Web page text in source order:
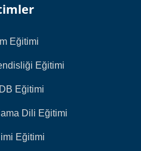
Eğitimi
Eğitimi
Eğitimi
Dili Eğitimi
Eğitimi